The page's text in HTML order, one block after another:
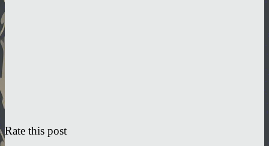
Rate this post